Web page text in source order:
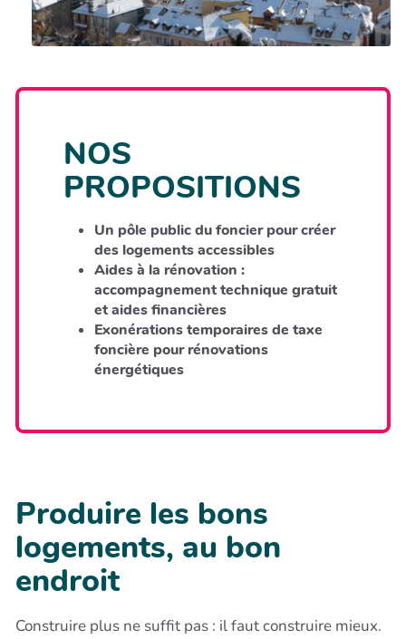
NOS
PROPOSITIONS
Un pôle public du foncier pour créer
des logements accessibles
Aides à la rénovation :
accompagnement technique gratuit
et aides financières
Exonérations temporaires de taxe
foncière pour rénovations
énergétiques
Produire les bons
logements, au bon
endroit
Construire plus ne suffit pas : il faut construire mieux.